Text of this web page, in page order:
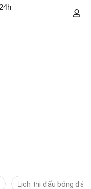
Lịch thi đấu bóng đá